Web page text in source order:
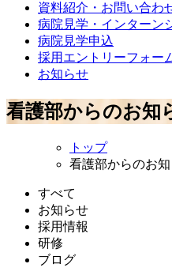
資料紹介・お問い合わ
病院見学・インターン
病院見学申込
採用エントリーフォー
お知らせ
看護部からのお知
トップ
看護部からのお
すべて
お知らせ
採用情報
研修
ブログ